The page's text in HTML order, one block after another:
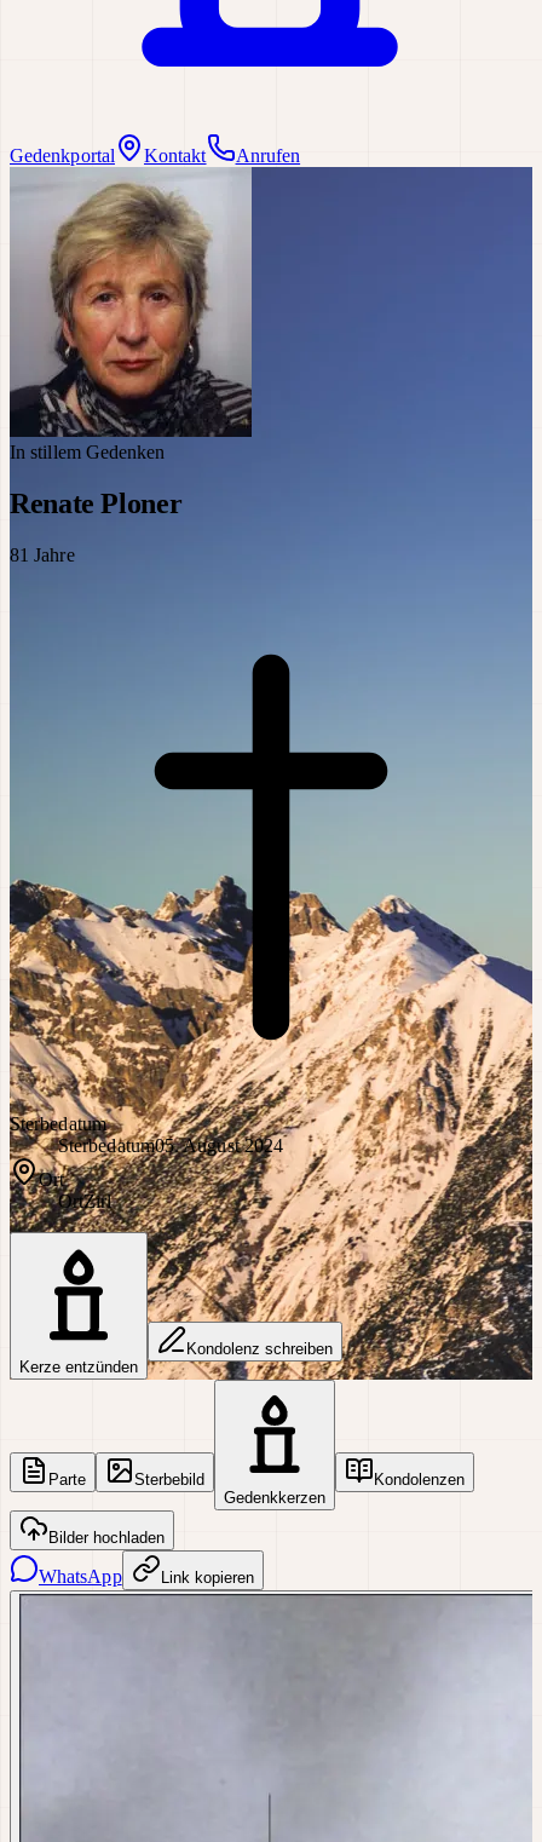
Gedenkportal Kontakt Anrufen
In stillem Gedenken
Renate Ploner
81 Jahre
Sterbedatum
Sterbedatum05. August 2024
Ort
OrtZirl
Kerze entzünden
Kondolenz schreiben
Parte
Sterbebild
Gedenkkerzen
Kondolenzen
Bilder hochladen
WhatsApp Link kopieren